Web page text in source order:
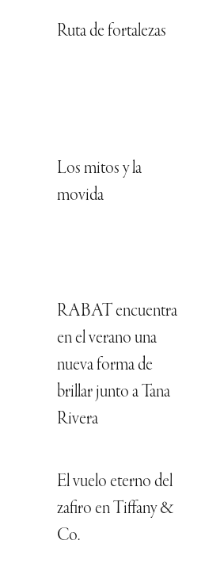
Ruta de fortalezas
Los mitos y la
movida
RABAT encuentra
en el verano una
nueva forma de
brillar junto a Tana
Rivera
El vuelo eterno del
zafiro en Tiffany &
Co.